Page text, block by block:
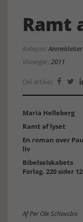
Ramt
Kategori:Anmeldelser
Visninger:2011
Del artikel:  
Maria Helleberg
Ramt af lyset
En roman over
liv
Bibelselskabets
Forlag. 220 sider
Af Per Ole Schovsbo